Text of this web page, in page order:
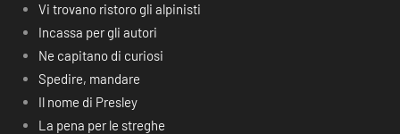
Vi trovano ristoro gli alpinisti
Incassa per gli autori
Ne capitano di curiosi
Spedire, mandare
Il nome di Presley
La pena per le streghe